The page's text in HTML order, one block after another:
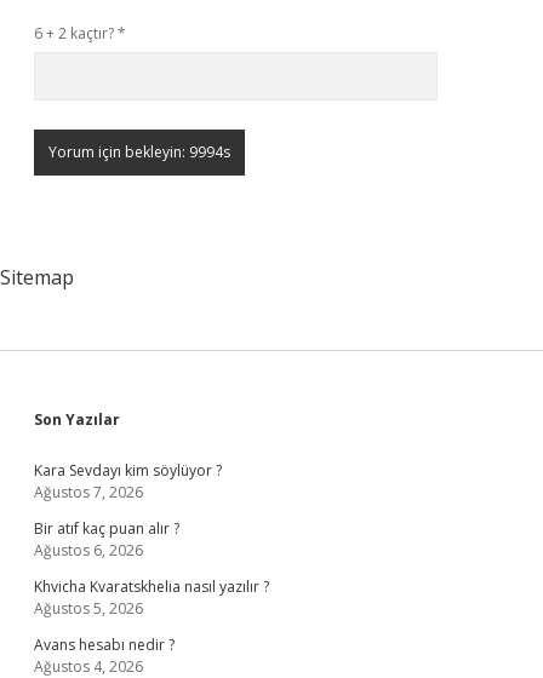
6 + 2 kaçtır?*
Sitemap
Sidebar
Son Yazılar
Kara Sevdayı kim söylüyor ?
Ağustos 7, 2026
Bir atıf kaç puan alır ?
Ağustos 6, 2026
Khvicha Kvaratskhelia nasıl yazılır ?
Ağustos 5, 2026
Avans hesabı nedir ?
Ağustos 4, 2026